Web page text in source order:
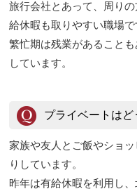
旅行会社とあって、周り
給休暇も取りやすい職場で
繁忙期は残業があること
しています。
プライベートはど
家族や友人とご飯やショ
りしています。
昨年は有給休暇を利用し